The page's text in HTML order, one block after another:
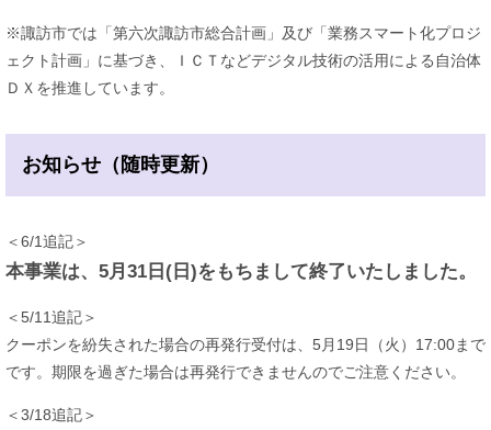
※諏訪市では「第六次諏訪市総合計画」及び「業務スマート化プロジ
ェクト計画」に基づき、ＩＣＴなどデジタル技術の活用による自治体
ＤＸを推進しています。
お知らせ（随時更新）
＜6/1追記＞
本事業は、5月31日(日)をもちまして終了いたしました。
＜5/11追記＞
クーポンを紛失された場合の再発行受付は、5月19日（火）17:00まで
です。期限を過ぎた場合は再発行できませんのでご注意ください。
＜3/18追記＞